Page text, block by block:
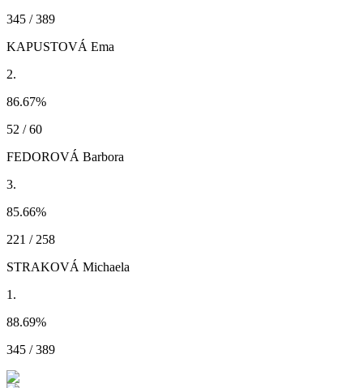
345 / 389
KAPUSTOVÁ Ema
2.
86.67%
52 / 60
FEDOROVÁ Barbora
3.
85.66%
221 / 258
STRAKOVÁ Michaela
1.
88.69%
345 / 389